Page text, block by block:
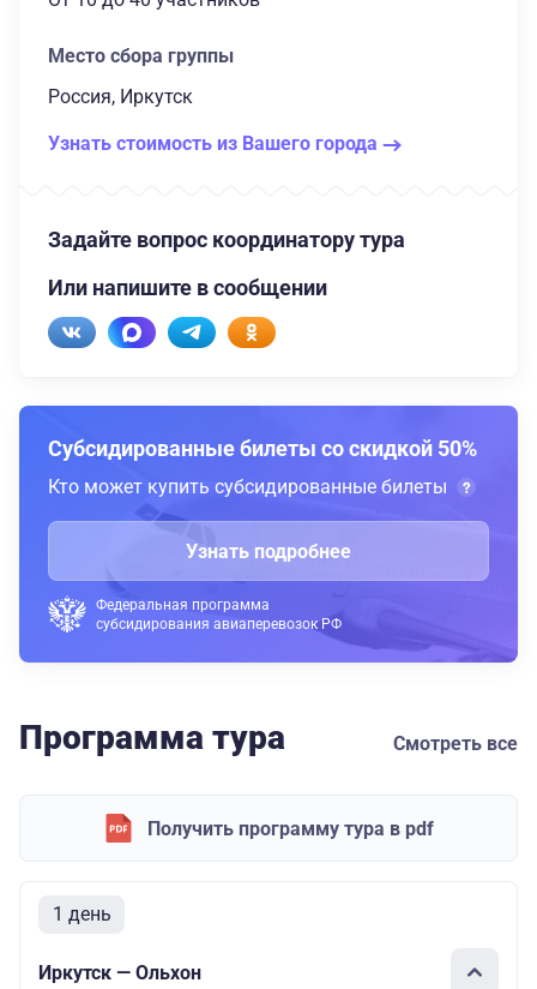
Место сбора группы
Россия, Иркутск
Узнать стоимость из Вашего города
Задайте вопрос координатору тура
Или напишите в сообщении
Субсидированные билеты со скидкой 50%
Кто может купить субсидированные билеты
Узнать подробнее
Федеральная программа
субсидирования авиаперевозок РФ
Программа тура Смотреть все
Получить программу тура в pdf
1 день
Иркутск — Ольхон